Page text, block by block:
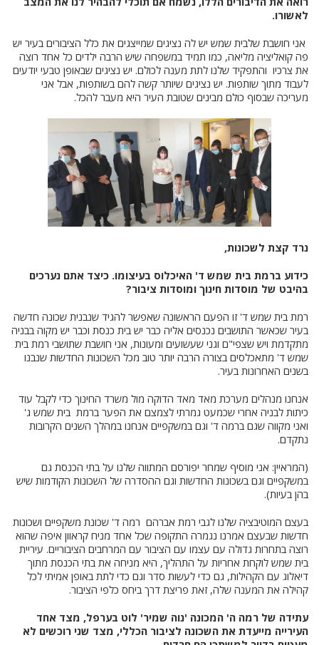
לאשורו.
אני חושבת שלבית שמש יש לה נציגים שמייצגים את כלל הציבורים בעיר יש
פה קואליציה מליאה, כמו תמיד במשפחה שיש הרבה ילדים כל אחד רוצה
את צרכיו והתפקיד שלנו לתת מענה לכולם. יש נציגים שבאופן טבעי יודעים
לעבוד מתוך שותפות. יש נציגים שיותר קשה להם בשותפות, אבל אני
מעריכה שבסוף כולם מבינים שטובת העיר היא מעבר להכל.
נרד קצת לשכונות,
כידוע ברמת בית שמש ד' האיכלוס בעיצומו. כיצד אתם נערכים
בהיבט של מוסדות חינוך ומוסדות ציבור?
רמת בית שמש ד' זו הפעם הראשונה שאפשר להגיד שנבנית שכונה חדשה
בעיר שכאשר התושבים נכנסים אליה כבר יש בית כנסת וכבר יש מקוה בבניה
מתקדמת ויש שצפי"ם וגני שעשועים ומעונות, אני חושבת שתושבי רמת בית
שמש ד' מתאכלסים בצורה הרבה יותר טוב מכל השכונות החדשות שנבנו
בשנים האחרונות בעיר.
אנחנו מנהלים מערכת מאד מאד הדוקה מול משרד החינוך כדי לקבל עוד
כיתות לבניה אחרי שכמעט גמרתי לצמצם את הפער ברמת בית שמש ג'
ואני מקווה שגם ברמה ד' וגם במשקפיים אנחנו במהלך השנים הקרובות
נתקדם.
(המראיין: אני מוסיף שמחר יפורסם המתווה שלנו על בתי הכנסת גם
במשקפיים וגם בשכונות החדשות וגם ההסדרה של השכונות הקודמות שיש
בהן בעיות).
בעצם המוטיבציה שלנו לגבי רמת אברהם רמה ד' שכונת משקפיים ושכונות
חדשות שבעצם אמרנו נגמרה התקופה שכל אחד מניח קראוון איפה שהוא
רוצה בתחרות גדולה עם עצמו עם הציבור עם המרחבים הציבוריים. עיריית
בית שמש לוקחת אחריות על התהליך, היא מניחה את בתי הכנסת מתוך
דיאלוג עם הקהילות, גם כדי לעשות סדר וגם כדי לתת באופן אמיתי לכל
קהילה את המענה שלה, זאת פריצת דרך ביחס כלפי הציבור.
עתידה של רמה ה' המכונה 'נוה שמיר' לוט בערפל, מצד אחד
העירייה מייעדת את השכונה לציבור הכללי, מצד שני רוכשים לא